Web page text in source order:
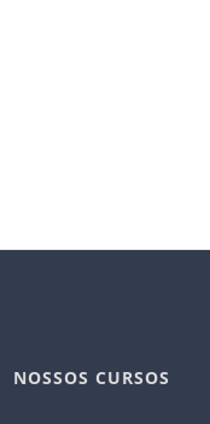
NOSSOS CURSOS